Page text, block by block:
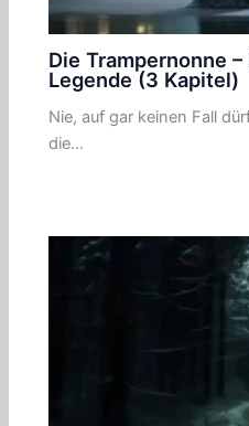
Die Trampernonne
Legende (3 Kapitel)
Nie, auf gar keinen Fall
die…